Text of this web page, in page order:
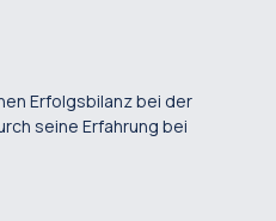
Erfolgsbilanz bei der
seine Erfahrung bei